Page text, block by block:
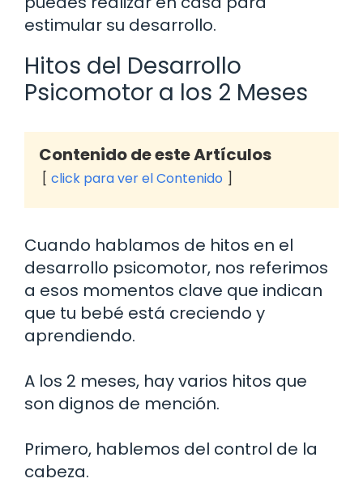
estimular su desarrollo.
Hitos del Desarrollo
Psicomotor a los 2 Meses
Contenido de este Artículos
click para ver el Contenido
Cuando hablamos de hitos en el
desarrollo psicomotor, nos referimos
a esos momentos clave que indican
que tu bebé está creciendo y
aprendiendo.
A los 2 meses, hay varios hitos que
son dignos de mención.
Primero, hablemos del control de la
cabeza.